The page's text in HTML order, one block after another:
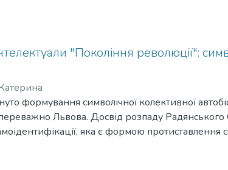
героя поеми.
"Покоління революції":
формування символічної колективної
переважно Львова. Досвід розпаду
яка є формою